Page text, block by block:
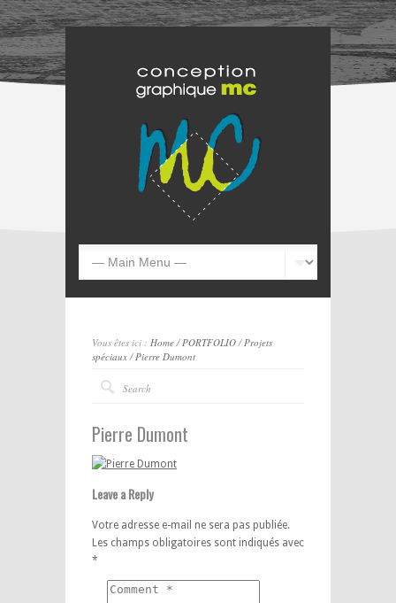
Vous êtes ici : Home/PORTFOLIO/Projets
spéciaux/Pierre Dumont
Pierre Dumont
Leave a Reply
Votre adresse e-mail ne sera pas publiée.
Les champs obligatoires sont indiqués avec
*